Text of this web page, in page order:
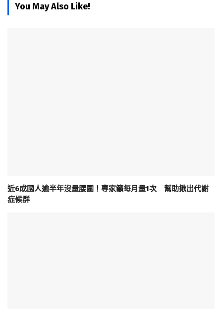
You May Also Like!
近6成國人逾半年沒量腰圍！專家籲每月量1次 幫助揪出代謝
症候群